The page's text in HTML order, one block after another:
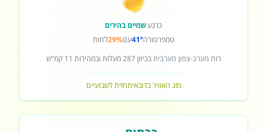
כרגעשמיים בהירים
טמפרטורה41°עם29%לחות
רוח מערב-צפון מערביתבכיוון287מעלות ובמהירות 11 קמ"ש
מזג האוויר בדובאיתחזית לשבועיים